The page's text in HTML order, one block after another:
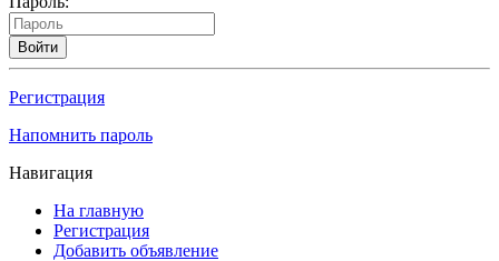
Войти
Регистрация
Напомнить пароль
Навигация
На главную
Регистрация
Добавить объявление